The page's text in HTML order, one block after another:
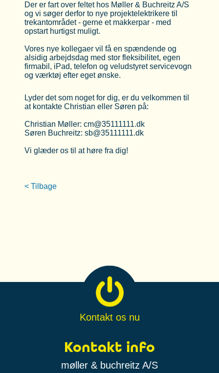
Der er fart over feltet hos Møller & Buchreitz A/S
og vi søger derfor to nye projektelektrikere til
trekantområdet - gerne et makkerpar - med
opstart hurtigst muligt.
Vores nye kollegaer vil få en spændende og
alsidig arbejdsdag med stor fleksibilitet, egen
firmabil, iPad, telefon og veludstyret servicevogn
og værktøj efter eget ønske.
Lyder det som noget for dig, er du velkommen til
at kontakte Christian eller Søren på:
Christian Møller: cm@35111111.dk
Søren Buchreitz: sb@35111111.dk
Vi glæder os til at høre fra dig!
< Tilbage
Kontakt os nu
Kontakt info
møller & buchreitz A/S